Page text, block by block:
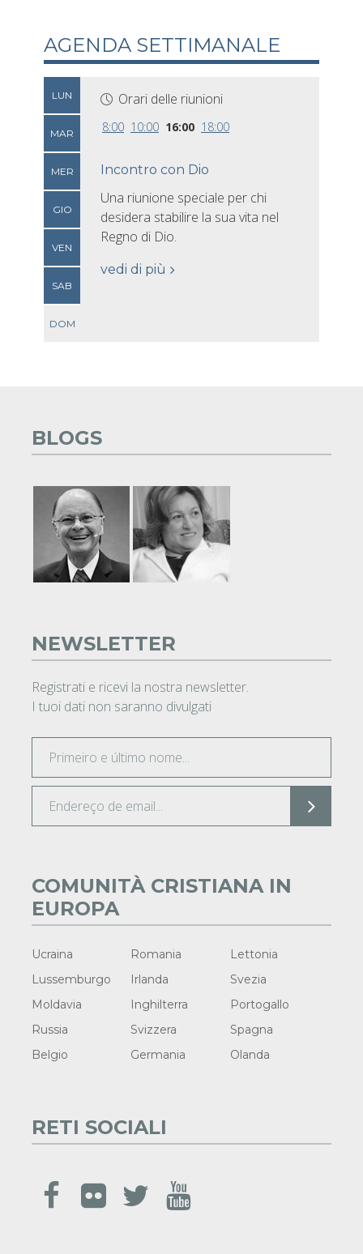
AGENDA SETTIMANALE
LUN
MAR
MER
GIO
VEN
SAB
DOM
Orari delle riunioni
8:00 10:00 16:00 18:00
Incontro con Dio
Una riunione speciale per chi
desidera stabilire la sua vita nel
Regno di Dio.
vedi di più
BLOGS
NEWSLETTER
Registrati e ricevi la nostra newsletter.
I tuoi dati non saranno divulgati
COMUNITÀ CRISTIANA IN
EUROPA
Ucraina Romania
Lettonia
Lussemburgo
Irlanda
Svezia
Moldavia
Inghilterra
Portogallo
Russia
Svizzera
Spagna
Belgio
Germania Olanda
RETI SOCIALI